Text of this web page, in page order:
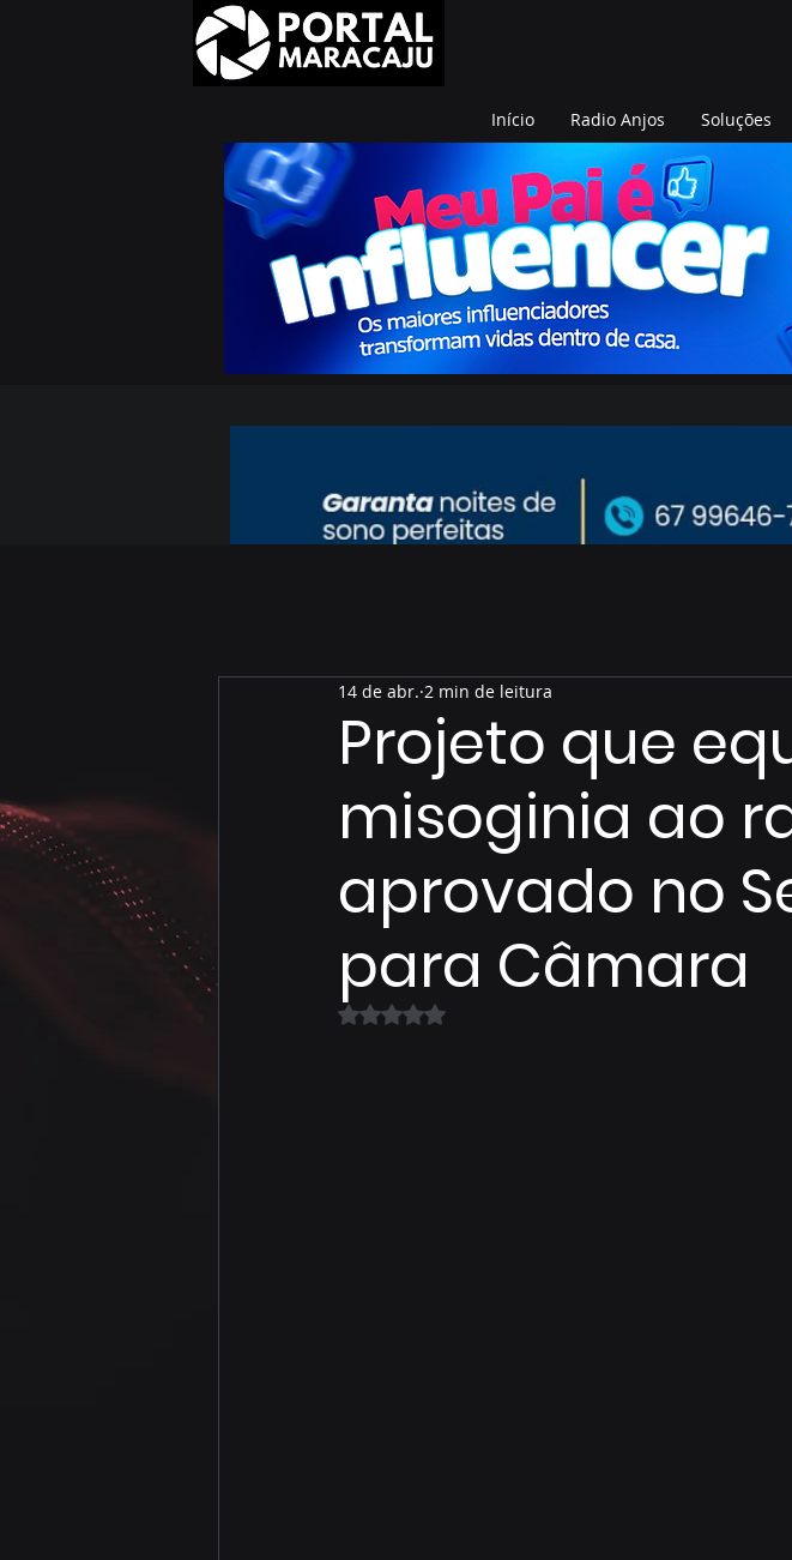
Início Radio Anjos Soluções
Projeto que
misoginia ao
aprovado no
para Câmara
14 de abr. 2 min de leitura
Avaliado com NaN de 5 estrelas.